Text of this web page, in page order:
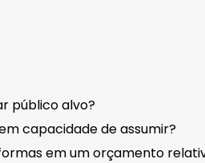
público alvo?
capacidade de assumir?
em um orçamento